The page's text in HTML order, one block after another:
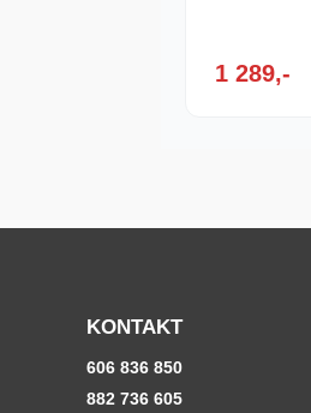
1 289,-
KONTAKT
606 836 850
882 736 605